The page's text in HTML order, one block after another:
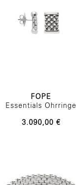
FOPE
Essentials Ohrringe
3.090,00 €